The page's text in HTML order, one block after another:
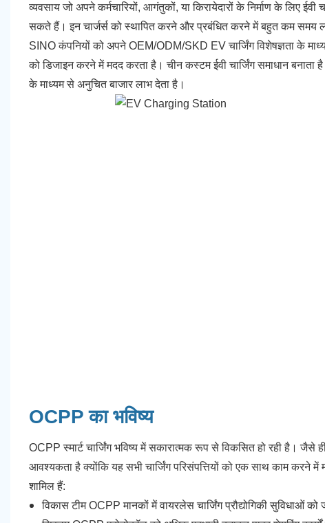
व्यवसाय जो अपने कर्मचारियों, आगंतुकों, या किरायेदारों के निर्माण के लिए
सकते हैं। इन चार्जर्स को स्थापित करने और प्रबंधित करने में बहुत कम समय
SINO कंपनियों को अपने OEM/ODM/SKD EV चार्जिंग विशेषज्ञता के
को डिजाइन करने में मदद करता है। चीन कस्टम ईवी चार्जिंग समाधान बनाता
के माध्यम से अनुचित बाजार लाभ देता है।
OCPP का भविष्य
OCPP स्मार्ट चार्जिंग भविष्य में सकारात्मक रूप से विकसित हो रही है। जैसे
आवश्यकता है क्योंकि यह सभी चार्जिंग परिसंपत्तियों को एक साथ काम करने
शामिल हैं:
विकास टीम OCPP मानकों में वायरलेस चार्जिंग प्रौद्योगिकी सुविधाओं को